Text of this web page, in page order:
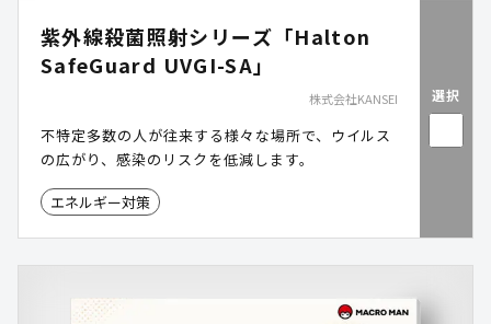
紫外線殺菌照射シリーズ「Halton
SafeGuard UVGI-SA」
株式会社KANSEI
不特定多数の人が往来する様々な場所で、ウイルス
の広がり、感染のリスクを低減します。
エネルギー対策
選択